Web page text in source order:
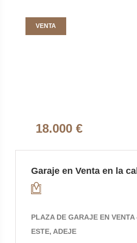
VENTA
18.000 €
Garaje en Venta en la
PLAZA DE GARAJE EN
ESTE, ADEJE